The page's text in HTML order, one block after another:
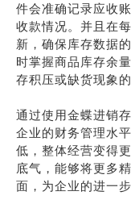
件会准确记录应收
收款情况。并且在
新，确保库存数据
时掌握商品库存余
存积压或缺货现象的
通过使用金蝶进销
企业的财务管理水
低，整体经营变得
底气，能够将更多
面，为企业的进一